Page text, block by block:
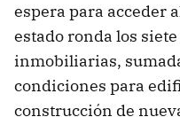
espera para acceder
estado ronda los
inmobiliarias,
condiciones para
construcción de